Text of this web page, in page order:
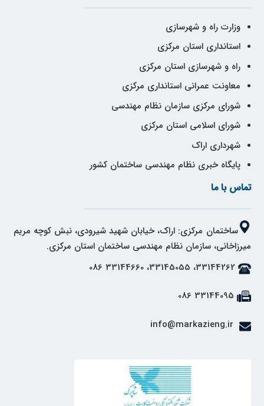
وزارت راه و شهرسازی
استانداری استان مرکزی
راه و شهرسازی استان مرکزی
معاونت عمرانی استانداری مرکزی
شورای مرکزی سازمان نظام مهندسی
شورای اسلامی استان مرکزی
شهرداری اراک
پایگاه خبری نظام مهندسی ساختمان کشور
تماس با ما
ساختمان مرکزی: اراک، خیابان شهید شیرودی، نبش کوچه مریم
میرزاخانی، سازمان نظام مهندسی ساختمان استان مرکزی.
33144262، 33145055، 33144660 086
33144095 086